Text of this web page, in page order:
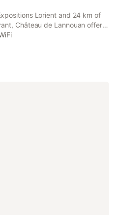
Lorient and 24 km of
Château de Lannouan offers
There is an on-site
and free WiFi are available.